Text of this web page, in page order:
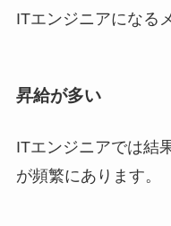
ITエンジニアになる
昇給が多い
ITエンジニアでは結
が頻繁にあります。